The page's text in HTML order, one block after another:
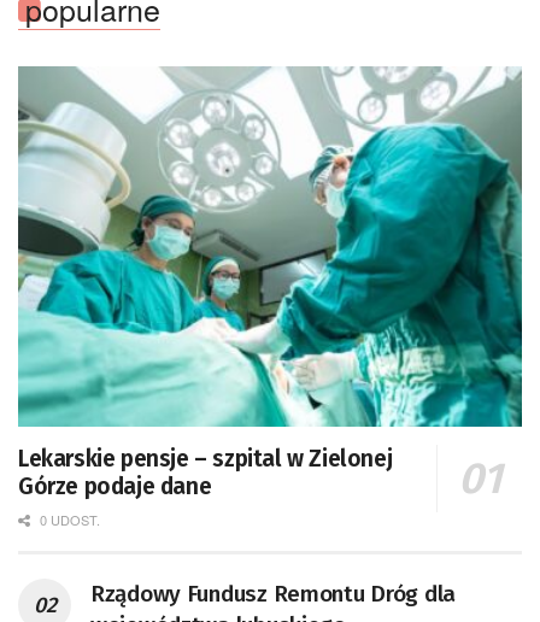
Lekarskie pensje – szpital w Zielonej
Górze podaje dane
0 UDOST.
Rządowy Fundusz Remontu Dróg dla